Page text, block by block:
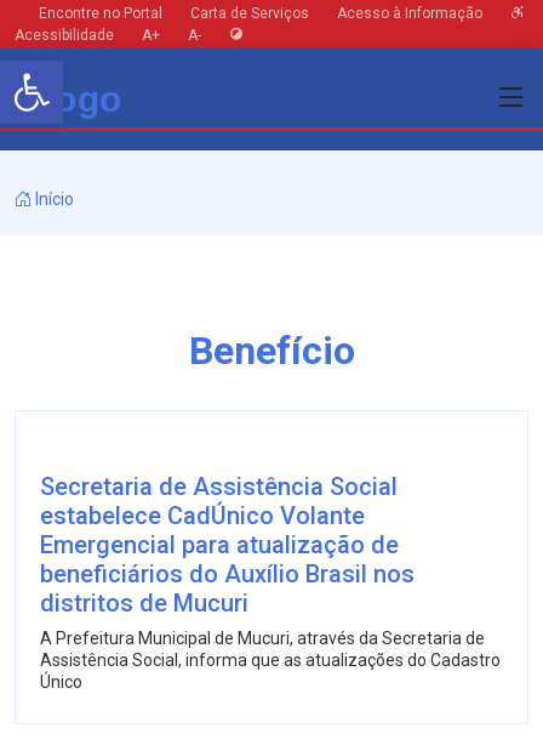
Encontre no Portal Carta de Serviços
Acesso à Informação
Acessibilidade
A+ A-
Início
Benefício
Secretaria de Assistência Social
estabelece CadÚnico Volante
Emergencial para atualização de
beneficiários do Auxílio Brasil nos
distritos de Mucuri
A Prefeitura Municipal de Mucuri, através da Secretaria de
Assistência Social, informa que as atualizações do Cadastro
Único
Barra de Ferramentas Aberta